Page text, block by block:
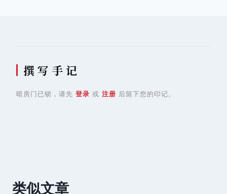
撰 写 手 记
暗房门已锁，请先 登录 或 注册 后留下您的印记。
类似文章